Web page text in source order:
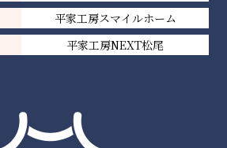
平家工房スマイルホーム
平家工房NEXT松尾